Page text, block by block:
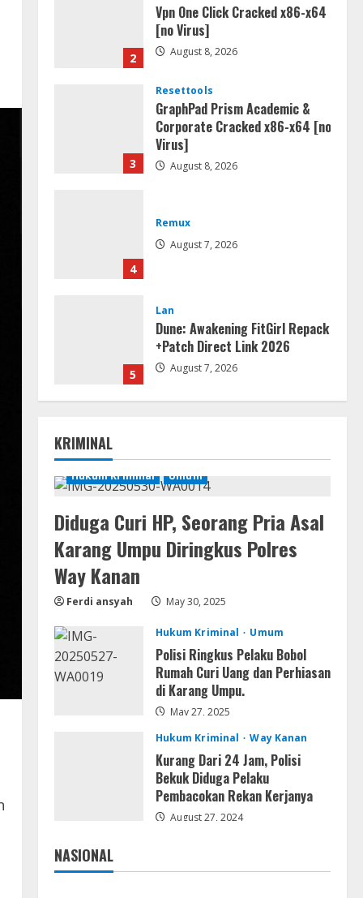
2
Vpn One Click Cracked x86-x64
[no Virus]
August 8, 2026
3
Resettools
GraphPad Prism Academic &
Corporate Cracked x86-x64 [no
Virus]
August 8, 2026
4
Remux
August 7, 2026
5
Lan
Dune: Awakening FitGirl Repack
+Patch Direct Link 2026
August 7, 2026
1 August 8, 2026
2
Resettools
Vpn One Click Cracked x86-x64
[no Virus]
GraphPad Prism Academic &
Corporate Cracked x86-x64 [no
Virus]
August 8, 2026
August 7, 2026
+Patch Direct Link 2026
KRIMINAL
Hukum Kriminal Umum
Diduga Curi HP, Seorang Pria Asal
Karang Umpu Diringkus Polres
Way Kanan
Ferdi ansyah May 30, 2025
Hukum Kriminal Umum
Polisi Ringkus Pelaku Bobol
Rumah Curi Uang dan Perhiasan
di Karang Umpu.
May 27, 2025
Hukum Kriminal
Way Kanan
Kurang Dari 24 Jam, Polisi
Bekuk Diduga Pelaku
Pembacokan Rekan Kerjanya
August 27, 2024
NASIONAL
Jakarta